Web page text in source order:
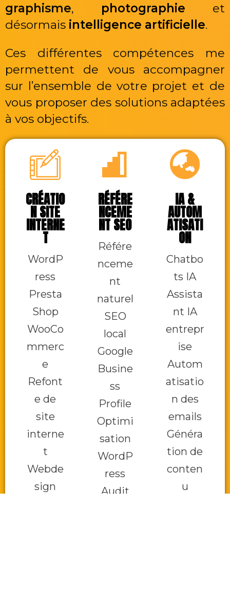
graphisme, photographie et
désormais intelligence artificielle.
Ces différentes compétences me
permettent de vous accompagner
sur l’ensemble de votre projet et de
vous proposer des solutions adaptées
à vos objectifs.
CRÉATIO
N SITE
INTERNE
T
WordP
ress
Presta
Shop
WooCo
mmerc
e
Refont
e de
site
interne
t
Webde
sign
RÉFÉRE
NCEME
NT SEO
Référe
nceme
nt
naturel
SEO
local
Google
Busine
ss
Profile
Optimi
sation
WordP
ress
Audit
IA &
AUTOM
ATISATI
ON
Chatbo
ts IA
Assista
nt IA
entrepr
ise
Autom
atisatio
n des
emails
Généra
tion de
conten
u